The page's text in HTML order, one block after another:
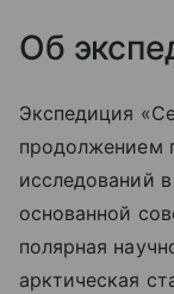
Об
Экспедиция
продолжением
исследований
основанной
полярная
арктическая